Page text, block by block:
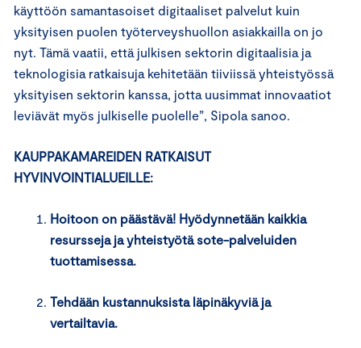
käyttöön samantasoiset digitaaliset palvelut kuin
yksityisen puolen työterveyshuollon asiakkailla on jo
nyt. Tämä vaatii, että julkisen sektorin digitaalisia ja
teknologisia ratkaisuja kehitetään tiiviissä yhteistyössä
yksityisen sektorin kanssa, jotta uusimmat innovaatiot
leviävät myös julkiselle puolelle”, Sipola sanoo.
KAUPPAKAMAREIDEN RATKAISUT
HYVINVOINTIALUEILLE:
Hoitoon on päästävä! Hyödynnetään kaikkia
resursseja ja yhteistyötä sote-palveluiden
tuottamisessa.
Tehdään kustannuksista läpinäkyviä ja
vertailtavia.